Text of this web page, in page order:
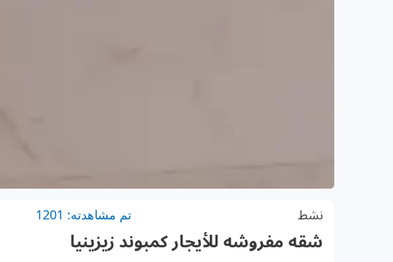
نشط تم مشاهدته: 1201
شقه مفروشه للأيجار كمبوند زيزينيا